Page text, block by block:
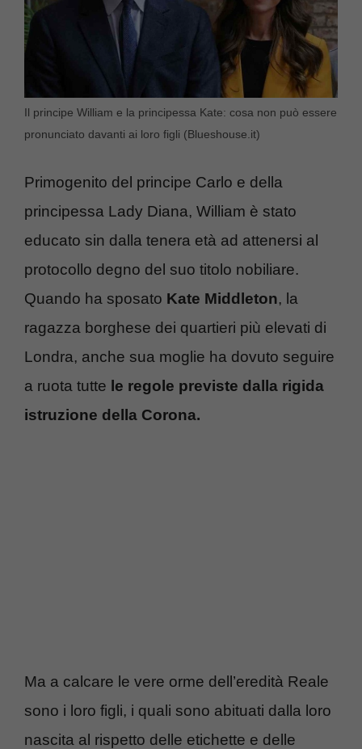
Il principe William e la principessa Kate: cosa non può essere
pronunciato davanti ai loro figli (Blueshouse.it)
Primogenito del principe Carlo e della
principessa Lady Diana, William è stato
educato sin dalla tenera età ad attenersi al
protocollo degno del suo titolo nobiliare.
Quando ha sposato Kate Middleton, la
ragazza borghese dei quartieri più elevati di
Londra, anche sua moglie ha dovuto seguire
a ruota tutte le regole previste dalla rigida
istruzione della Corona.
Ma a calcare le vere orme dell’eredità Reale
sono i loro figli, i quali sono abituati dalla loro
nascita al rispetto delle etichette e delle